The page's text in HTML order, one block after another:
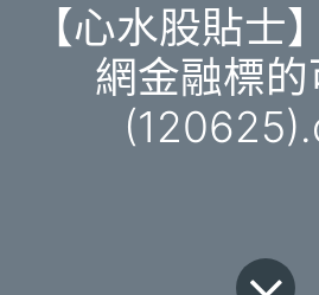
【心水股貼士
網金融標